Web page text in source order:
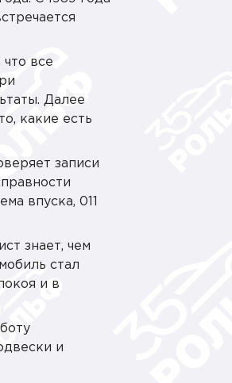
все
Далее
какие есть
записи
впуска, 011
знает, чем
стал
и в
и